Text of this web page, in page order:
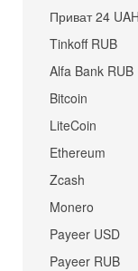
Приват 24 UAH
Tinkoff RUB
Alfa Bank RUB
Bitcoin
LiteCoin
Ethereum
Zcash
Monero
Payeer USD
Payeer RUB